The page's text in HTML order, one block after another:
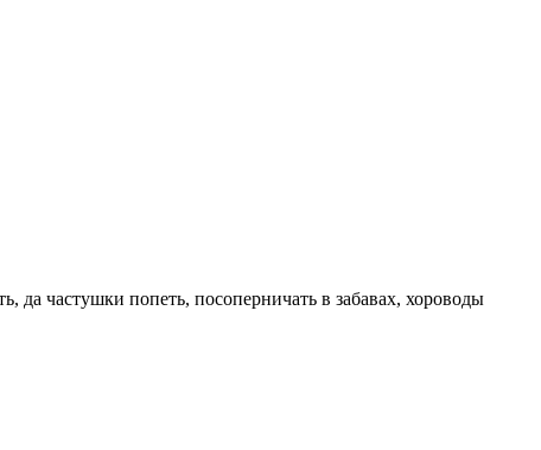
да частушки попеть, посоперничать в забавах, хороводы